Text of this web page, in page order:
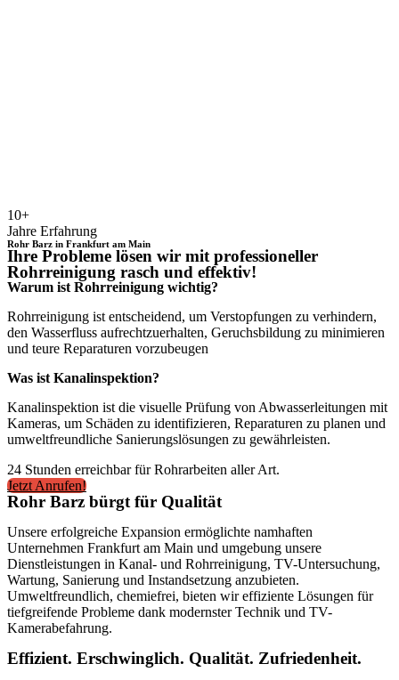
10+
Jahre Erfahrung
Rohr Barz in Frankfurt am Main
Ihre Probleme lösen wir mit professioneller
Rohrreinigung rasch und effektiv!
Warum ist Rohrreinigung wichtig?
Rohrreinigung ist entscheidend, um Verstopfungen zu verhindern,
den Wasserfluss aufrechtzuerhalten, Geruchsbildung zu minimieren
und teure Reparaturen vorzubeugen
Was ist Kanalinspektion?
Kanalinspektion ist die visuelle Prüfung von Abwasserleitungen mit
Kameras, um Schäden zu identifizieren, Reparaturen zu planen und
umweltfreundliche Sanierungslösungen zu gewährleisten.
24 Stunden erreichbar für Rohrarbeiten aller Art.
Jetzt Anrufen!
Rohr Barz bürgt für Qualität
Unsere erfolgreiche Expansion ermöglichte namhaften
Unternehmen Frankfurt am Main und umgebung unsere
Dienstleistungen in Kanal- und Rohrreinigung, TV-Untersuchung,
Wartung, Sanierung und Instandsetzung anzubieten.
Umweltfreundlich, chemiefrei, bieten wir effiziente Lösungen für
tiefgreifende Probleme dank modernster Technik und TV-
Kamerabefahrung.
Effizient. Erschwinglich. Qualität. Zufriedenheit.